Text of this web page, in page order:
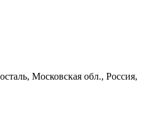
Московская обл., Россия,